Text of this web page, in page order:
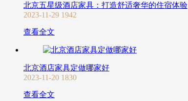
北京五星级酒店家具：打造舒适奢华的住宿体验
2023-11-29 1942
查看全文
北京酒店家具定做哪家好
2023-11-20 1830
查看全文